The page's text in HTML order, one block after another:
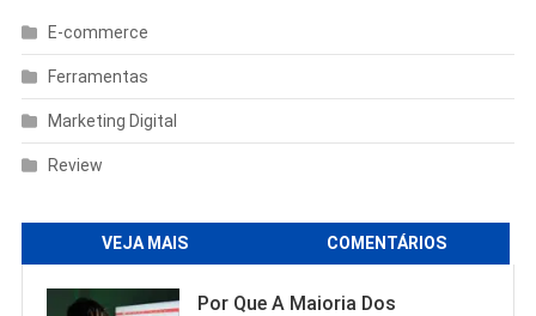
E-commerce
Ferramentas
Marketing Digital
Review
VEJA MAIS COMENTÁRIOS
Por Que A Maioria Dos